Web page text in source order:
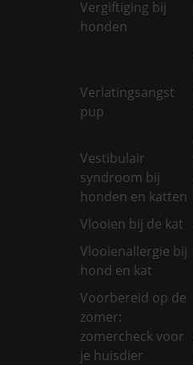
Vergiftiging bij
honden
Verlatingsangst
pup
Vestibulair
syndroom bij
honden en katten
Vlooien bij de kat
Vlooienallergie bij
hond en kat
Voorbereid op de
zomer:
zomercheck voor
je huisdier